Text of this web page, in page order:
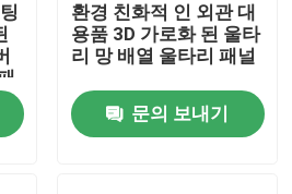
환경 친화적 인 외관 대
용품 3D 가로화 된 울타
리 망 배열 울타리 패널
문의 보내기